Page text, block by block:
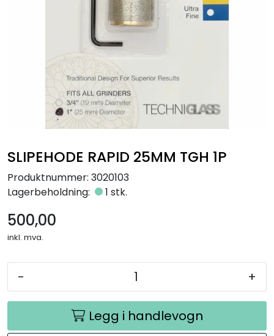
SLIPEHODE RAPID 25MM TGH 1P
Produktnummer: 3020103
Lagerbeholdning:
1 stk.
500,00
inkl. mva.
- +
Legg i handlevogn